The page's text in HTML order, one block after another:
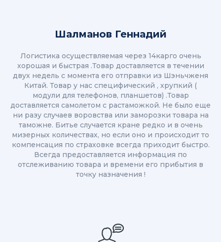
Шалманов Геннадий
Логистика осуществляемая через 14карго очень
хорошая и быстрая .Товар доставляется в течении
двух недель с момента его отправки из Шэньчженя
Китай. Товар у нас специфический , хрупкий (
модули для телефонов, планшетов) .Товар
доставляется самолетом с растаможкой. Не было еще
ни разу случаев воровства или заморозки товара на
таможне. Битье случается кране редко и в очень
мизерных количествах, но если оно и происходит то
компенсация по страховке всегда приходит быстро.
Всегда предоставляется информация по
отслеживанию товара и времени его прибытия в
точку назначения !